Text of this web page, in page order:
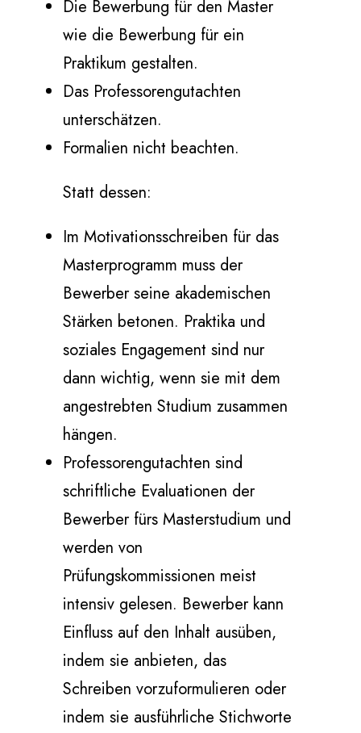
Die Bewerbung für den Master
wie die Bewerbung für ein
Praktikum gestalten.
Das Professorengutachten
unterschätzen.
Formalien nicht beachten.
Statt dessen:
Im Motivationsschreiben für das
Masterprogramm muss der
Bewerber seine akademischen
Stärken betonen. Praktika und
soziales Engagement sind nur
dann wichtig, wenn sie mit dem
angestrebten Studium zusammen
hängen.
Professorengutachten sind
schriftliche Evaluationen der
Bewerber fürs Masterstudium und
werden von
Prüfungskommissionen meist
intensiv gelesen. Bewerber kann
Einfluss auf den Inhalt ausüben,
indem sie anbieten, das
Schreiben vorzuformulieren oder
indem sie ausführliche Stichworte